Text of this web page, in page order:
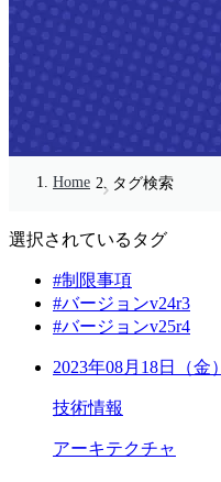
Home タグ検索
選択されているタグ
#制限事項
#バージョンv24r3
#バージョンv25r4
2023年08月18日（金）
技術情報
アーキテクチャ